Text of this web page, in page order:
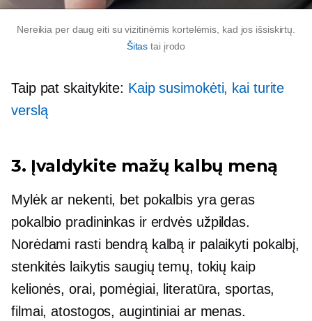
Nereikia per daug eiti su vizitinėmis kortelėmis, kad jos išsiskirtų.
Šitas tai įrodo
Taip pat skaitykite: Kaip susimokėti, kai turite
verslą
3. Įvaldykite mažų kalbų meną
Mylėk ar nekenti, bet pokalbis yra geras
pokalbio pradininkas ir erdvės užpildas.
Norėdami rasti bendrą kalbą ir palaikyti pokalbį,
stenkitės laikytis saugių temų, tokių kaip
kelionės, orai, pomėgiai, literatūra, sportas,
filmai, atostogos, augintiniai ar menas.